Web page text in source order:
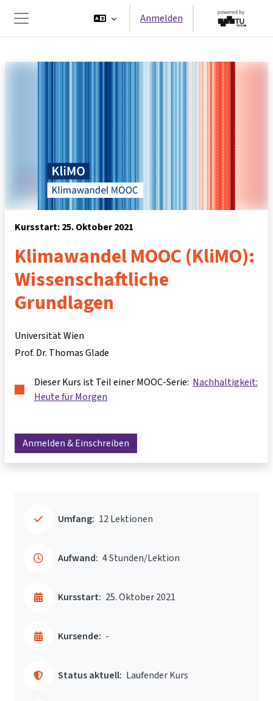
Website-Übersicht
Anmelden
Kursstart: 25. Oktober 2021
Klimawandel MOOC (KliMO):
Wissenschaftliche
Grundlagen
Universität Wien
Prof. Dr. Thomas Glade
Dieser Kurs ist Teil einer MOOC-Serie: Nachhaltigkeit:
Heute für Morgen
Anmelden & Einschreiben
Umfang: 12 Lektionen
Aufwand: 4 Stunden/Lektion
Kursstart: 25. Oktober 2021
Kursende: -
Status aktuell: Laufender Kurs